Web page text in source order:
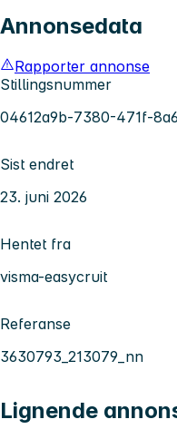
Annonsedata
Rapporter annonse
Stillingsnummer
04612a9b-7380-471f-
Sist endret
23. juni 2026
Hentet fra
visma-easycruit
Referanse
3630793_213079_nn
Lignende